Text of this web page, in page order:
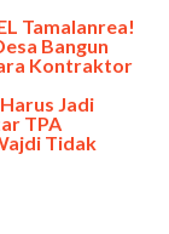
Tamalanrea!
Bangun
Kontraktor
Jadi
TPA
Tidak